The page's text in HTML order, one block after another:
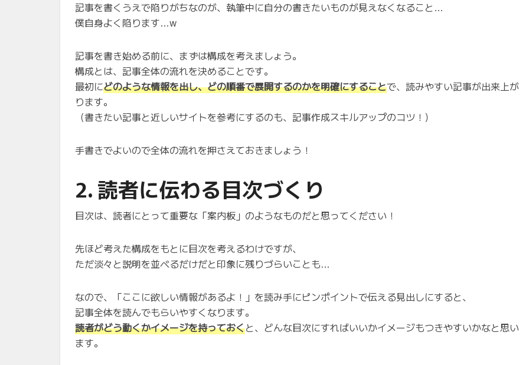
記事を書くうえで陥りがちなのが、執筆中に自分の書きたいものが見えなくなること…
僕自身よく陥ります…w
記事を書き始める前に、まずは構成を考えましょう。
構成とは、記事全体の流れを決めることです。
最初にどのような情報を出し、どの順番で展開するのかを明確にすることで、読みやすい記事が出来上が
ります。
（書きたい記事と近しいサイトを参考にするのも、記事作成スキルアップのコツ！）
手書きでよいので全体の流れを押さえておきましょう！
2. 読者に伝わる目次づくり
目次は、読者にとって重要な「案内板」のようなものだと思ってください！
先ほど考えた構成をもとに目次を考えるわけですが、
ただ淡々と説明を並べるだけだと印象に残りづらいことも…
なので、「ここに欲しい情報があるよ！」を読み手にピンポイントで伝える見出しにすると、
記事全体を読んでもらいやすくなります。
読者がどう動くかイメージを持っておくと、どんな目次にすればいいかイメージもつきやすいかなと思い
ます。